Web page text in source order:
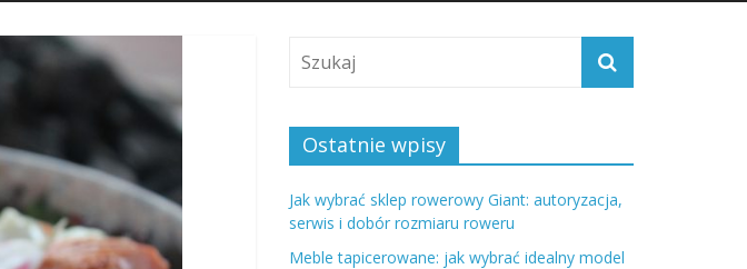
Ostatnie wpisy
Jak wybrać sklep rowerowy Giant: autoryzacja,
serwis i dobór rozmiaru roweru
Meble tapicerowane: jak wybrać idealny model